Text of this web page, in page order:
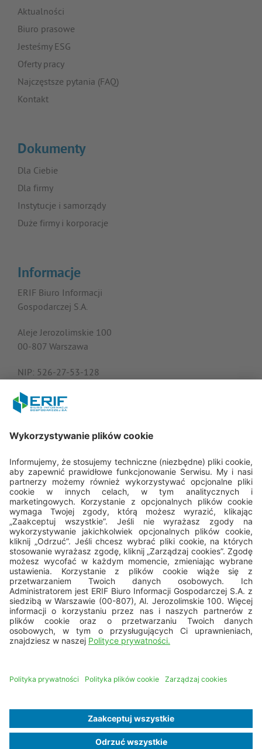
Aktualności
Biuro prasowe
Jesteśmy ESG
Oferty pracy
Najczęstsze pytania (FAQ)
Kontakt
Dokumenty
Dla Ciebie
Dla firmy
Instytucje i samorządy
Duże firmy i korporacje
Informacje
ERIF Biuro Informacji
Gospodarczej S.A.
Aleje Jerozolimskie 100
00-807 Warszawa
NIP: 526-27-53-128
REGON: 015613573
22 594 25 15
pon. - pt.: 8.00 - 16.00
bok@erif.pl
Copyright © 2026 ERIF Biuro Informacji Gospodarczej S.A.
Mapa strony
Nota prawna Dane osobowe
Polityka cookies
Deklaracja dostępności